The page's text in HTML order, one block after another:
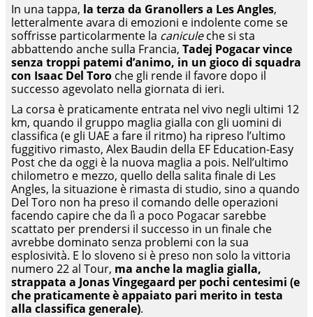
In una tappa, la terza da Granollers a Les Angles,
letteralmente avara di emozioni e indolente come se
soffrisse particolarmente la caniculeche si sta
abbattendo anche sulla Francia, Tadej Pogacar vince
senza troppi patemi d’animo, in un gioco di squadra
con Isaac Del Toro che gli rende il favore dopo il
successo agevolato nella giornata di ieri.
La corsa è praticamente entrata nel vivo negli ultimi 12
km, quando il gruppo maglia gialla con gli uomini di
classifica (e gli UAE a fare il ritmo) ha ripreso l’ultimo
fuggitivo rimasto, Alex Baudin della EF Education-Easy
Post che da oggi è la nuova maglia a pois. Nell’ultimo
chilometro e mezzo, quello della salita finale di Les
Angles, la situazione è rimasta di studio, sino a quando
Del Toro non ha preso il comando delle operazioni
facendo capire che da lì a poco Pogacar sarebbe
scattato per prendersi il successo in un finale che
avrebbe dominato senza problemi con la sua
esplosività. E lo sloveno si è preso non solo la vittoria
numero 22 al Tour, ma anche la maglia gialla,
strappata a Jonas Vingegaard per pochi centesimi (e
che praticamente è appaiato pari merito in testa
alla classifica generale).